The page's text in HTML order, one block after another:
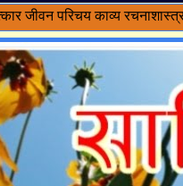
जीवन परिचय काव्य